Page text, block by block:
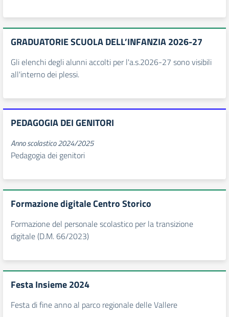
GRADUATORIE SCUOLA DELL’INFANZIA 2026-27
Gli elenchi degli alunni accolti per l'a.s.2026-27 sono visibili
all'interno dei plessi.
PEDAGOGIA DEI GENITORI
Anno scolastico 2024/2025
Pedagogia dei genitori
Formazione digitale Centro Storico
Formazione del personale scolastico per la transizione
digitale (D.M. 66/2023)
Festa Insieme 2024
Festa di fine anno al parco regionale delle Vallere